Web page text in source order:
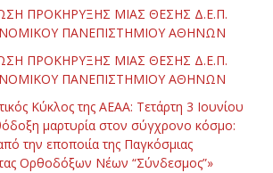
ΠΡΟΚΗΡΥΞΗΣ ΜΙΑΣ ΘΕΣΗΣ Δ.Ε.Π.
ΠΑΝΕΠΙΣΤΗΜΙΟΥ ΑΘΗΝΩΝ
ΠΡΟΚΗΡΥΞΗΣ ΜΙΑΣ ΘΕΣΗΣ Δ.Ε.Π.
ΠΑΝΕΠΙΣΤΗΜΙΟΥ ΑΘΗΝΩΝ
Κύκλος της ΑΕΑΑ: Τετάρτη 3 Ιουνίου
μαρτυρία στον σύγχρονο κόσμο:
την εποποιία της Παγκόσμιας
Ορθοδόξων Νέων “Σύνδεσμος”»